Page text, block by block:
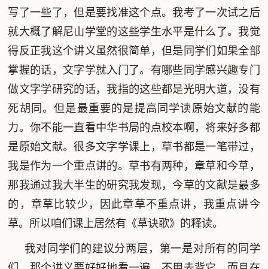
写了一些了，但是要找准这个点。我考了一次试之后
就大概了解尼山学堂的这些学生水平是什么了。我觉
得反正我这个讲义虽然很简单，但是同学们如果全部
掌握的话，文字学就入门了。有哪些同学感兴趣专门
做文字学研究的话，我指的这些都是光明大道，没有
死胡同。但是最重要的是提高同学读原始文献的能
力。你不能一直看中华书局的点校本啊，将来好多都
是原始文献。很多文字学课上，草书都是一笔带过，
我是作为一个重点讲的。草书有两种，章草和今草，
那我通过我大半生的研究我发现，今草的文献是最多
的，章草比较少，因此章草不重点讲，我重点讲今
草。所以咱们课上居然有《草诀歌》的释读。
我对同学们的建议分两层，第一是对所有的同学